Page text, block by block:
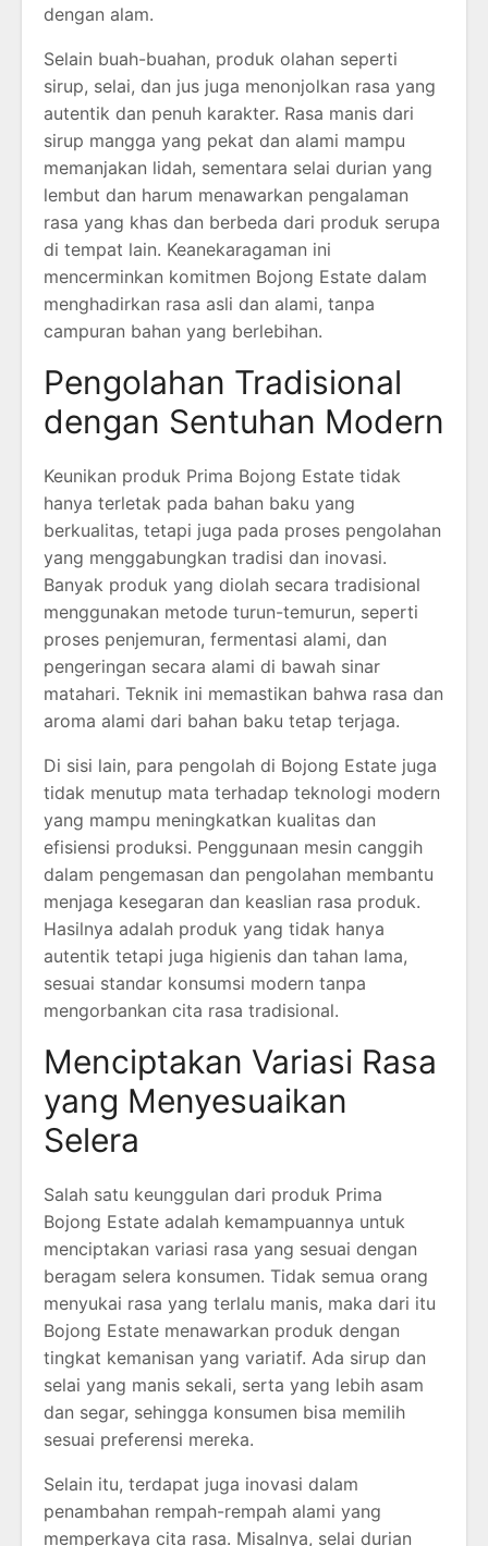
dengan alam.
Selain buah-buahan, produk olahan seperti
sirup, selai, dan jus juga menonjolkan rasa yang
autentik dan penuh karakter. Rasa manis dari
sirup mangga yang pekat dan alami mampu
memanjakan lidah, sementara selai durian yang
lembut dan harum menawarkan pengalaman
rasa yang khas dan berbeda dari produk serupa
di tempat lain. Keanekaragaman ini
mencerminkan komitmen Bojong Estate dalam
menghadirkan rasa asli dan alami, tanpa
campuran bahan yang berlebihan.
Pengolahan Tradisional
dengan Sentuhan Modern
Keunikan produk Prima Bojong Estate tidak
hanya terletak pada bahan baku yang
berkualitas, tetapi juga pada proses pengolahan
yang menggabungkan tradisi dan inovasi.
Banyak produk yang diolah secara tradisional
menggunakan metode turun-temurun, seperti
proses penjemuran, fermentasi alami, dan
pengeringan secara alami di bawah sinar
matahari. Teknik ini memastikan bahwa rasa dan
aroma alami dari bahan baku tetap terjaga.
Di sisi lain, para pengolah di Bojong Estate juga
tidak menutup mata terhadap teknologi modern
yang mampu meningkatkan kualitas dan
efisiensi produksi. Penggunaan mesin canggih
dalam pengemasan dan pengolahan membantu
menjaga kesegaran dan keaslian rasa produk.
Hasilnya adalah produk yang tidak hanya
autentik tetapi juga higienis dan tahan lama,
sesuai standar konsumsi modern tanpa
mengorbankan cita rasa tradisional.
Menciptakan Variasi Rasa
yang Menyesuaikan
Selera
Salah satu keunggulan dari produk Prima
Bojong Estate adalah kemampuannya untuk
menciptakan variasi rasa yang sesuai dengan
beragam selera konsumen. Tidak semua orang
menyukai rasa yang terlalu manis, maka dari itu
Bojong Estate menawarkan produk dengan
tingkat kemanisan yang variatif. Ada sirup dan
selai yang manis sekali, serta yang lebih asam
dan segar, sehingga konsumen bisa memilih
sesuai preferensi mereka.
Selain itu, terdapat juga inovasi dalam
penambahan rempah-rempah alami yang
memperkaya cita rasa. Misalnya, selai durian